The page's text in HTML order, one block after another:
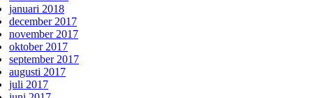
januari 2018
december 2017
november 2017
oktober 2017
september 2017
augusti 2017
juli 2017